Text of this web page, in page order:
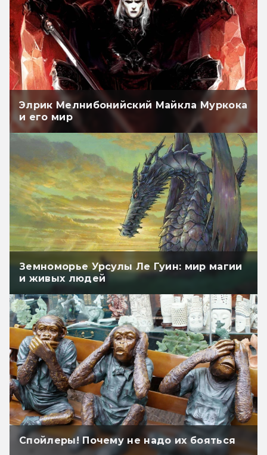
Элрик Мелнибонийский Майкла Муркока
и его мир
Земноморье Урсулы Ле Гуин: мир магии
и живых людей
Спойлеры! Почему не надо их бояться